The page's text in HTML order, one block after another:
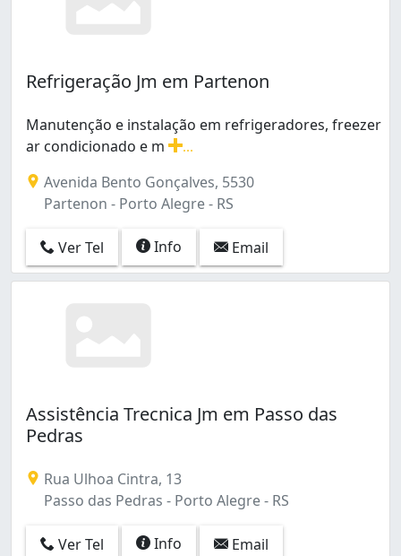
Refrigeração Jm em Partenon
Manutenção e instalação em refrigeradores, freezer
ar condicionado e m
Avenida Bento Gonçalves, 5530
Partenon - Porto Alegre - RS
Ver Tel Info Email
Assistência Trecnica Jm em Passo das
Pedras
Rua Ulhoa Cintra, 13
Passo das Pedras - Porto Alegre - RS
Ver Tel Info Email